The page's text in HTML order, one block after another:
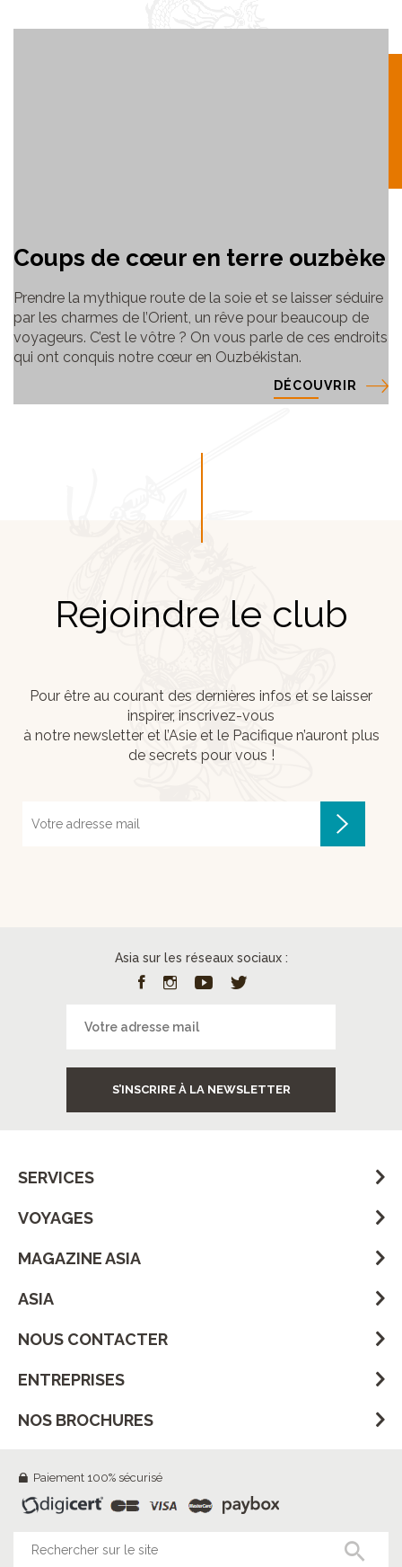
Coups de cœur en terre ouzbèke
Prendre la mythique route de la soie et se laisser séduire
par les charmes de l’Orient, un rêve pour beaucoup de
voyageurs. C’est le vôtre ? On vous parle de ces endroits
qui ont conquis notre cœur en Ouzbékistan.
DÉCOUVRIR
Rejoindre le club
Pour être au courant des dernières infos et se laisser
inspirer, inscrivez-vous
à notre newsletter et l’Asie et le Pacifique n’auront plus
de secrets pour vous !
Asia sur les réseaux sociaux :
S’INSCRIRE À LA NEWSLETTER
SERVICES
VOYAGES
MAGAZINE ASIA
ASIA
NOUS CONTACTER
ENTREPRISES
NOS BROCHURES
Paiement 100% sécurisé